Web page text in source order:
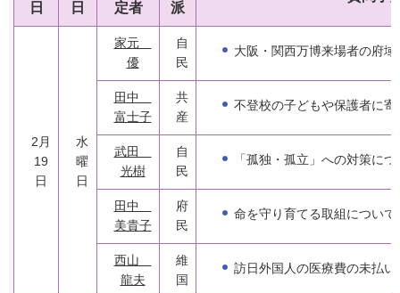
日
日
定者
派
2月
19
日
水
曜
日
家元
優
自
民
大阪・関西万博来場者の府
田中
富士子
共
産
不登校の子どもや保護者に
武田
光樹
自
民
「孤独・孤立」への対策に
田中
美貴子
府
民
命を守り育てる取組につい
西山
龍夫
維
国
訪日外国人の医療費の未払